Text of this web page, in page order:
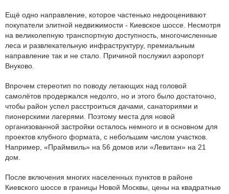
Ещё одно направление, которое частенько недооценивают
покупатели элитной недвижимости - Киевское шоссе. Несмотря
на великолепную транспортную доступность, многочисленные
леса и развлекательную инфраструктуру, премиальным
направление так и не стало. Причиной послужил аэропорт
Внуково.
Впрочем стереотип по поводу летающих над головой
самолётов продержался недолго, но и этого было достаточно,
чтобы район успел расстроиться дачами, санаториями и
пионерскими лагерями. Поэтому места для новой
организованной застройки осталось немного и в основном для
проектов клубного формата, с небольшим числом участков.
Например, «Праймвиль» на 56 домов или «Левитан» на 21
дом.
После включения многих населенных пунктов в районе
Киевского шоссе в границы Новой Москвы, цены на квадратные